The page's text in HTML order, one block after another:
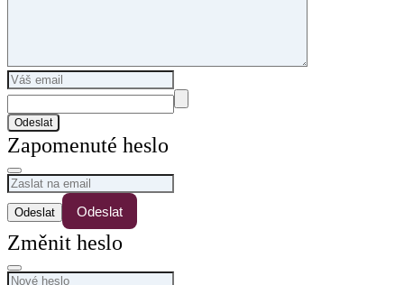
Odeslat
Zapomenuté heslo
Odeslat
Změnit heslo